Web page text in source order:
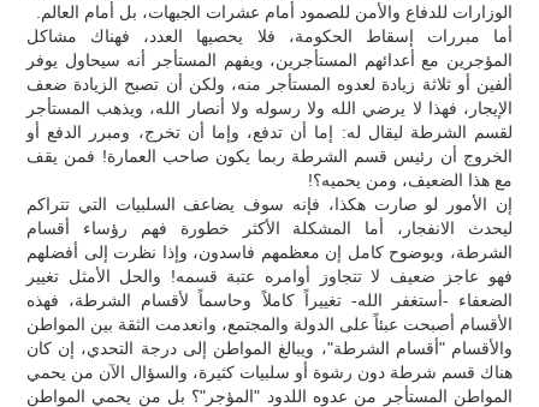
الوزارات للدفاع والأمن للصمود أمام عشرات الجبهات، بل أمام العالم.
أما مبررات إسقاط الحكومة، فلا يحصيها العدد، فهناك مشاكل
المؤجرين مع أعدائهم المستأجرين، ويفهم المستأجر أنه سيحاول يوفر
ألفين أو ثلاثة زيادة لعدوه المستأجر منه، ولكن أن تصبح الزيادة ضعف
الإيجار، فهذا لا يرضي الله ولا رسوله ولا أنصار الله، ويذهب المستأجر
لقسم الشرطة ليقال له: إما أن تدفع، وإما أن تخرج، ومبرر الدفع أو
الخروج أن رئيس قسم الشرطة ربما يكون صاحب العمارة! فمن يقف
مع هذا الضعيف، ومن يحميه؟!
إن الأمور لو صارت هكذا، فإنه سوف يضاعف السلبيات التي تتراكم
ليحدث الانفجار، أما المشكلة الأكثر خطورة فهم رؤساء أقسام
الشرطة، وبوضوح كامل إن معظمهم فاسدون، وإذا نظرت إلى أفضلهم
فهو عاجز ضعيف لا تتجاوز أوامره عتبة قسمه! والحل الأمثل تغيير
الضعفاء -أستغفر الله- تغييراً كاملاً وحاسماً لأقسام الشرطة، فهذه
الأقسام أصبحت عبئاً على الدولة والمجتمع، وانعدمت الثقة بين المواطن
والأقسام "أقسام الشرطة"، ويبالغ المواطن إلى درجة التحدي، إن كان
هناك قسم شرطة دون رشوة أو سلبيات كثيرة، والسؤال الآن من يحمي
المواطن المستأجر من عدوه اللدود "المؤجر"؟ بل من يحمي المواطن